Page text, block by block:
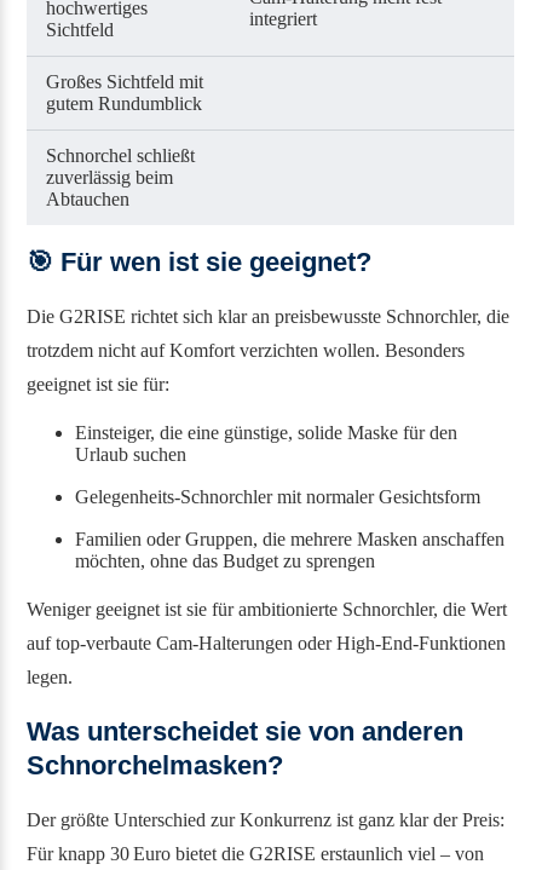
hochwertiges
Sichtfeld
integriert
Großes Sichtfeld mit
gutem Rundumblick
Schnorchel schließt
zuverlässig beim
Abtauchen
🎯 Für wen ist sie geeignet?
Die G2RISE richtet sich klar an preisbewusste Schnorchler, die
trotzdem nicht auf Komfort verzichten wollen. Besonders
geeignet ist sie für:
Einsteiger, die eine günstige, solide Maske für den
Urlaub suchen
Gelegenheits-Schnorchler mit normaler Gesichtsform
Familien oder Gruppen, die mehrere Masken anschaffen
möchten, ohne das Budget zu sprengen
Weniger geeignet ist sie für ambitionierte Schnorchler, die Wert
auf top-verbaute Cam-Halterungen oder High-End-Funktionen
legen.
Was unterscheidet sie von anderen
Schnorchelmasken?
Der größte Unterschied zur Konkurrenz ist ganz klar der Preis:
Für knapp 30 Euro bietet die G2RISE erstaunlich viel – von